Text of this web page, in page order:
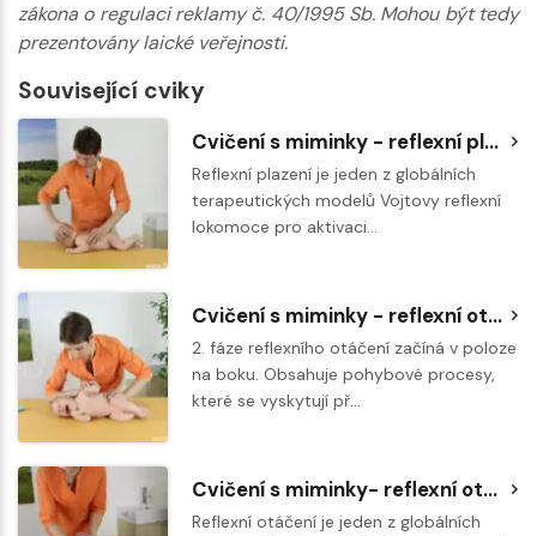
zákona o regulaci reklamy č. 40/1995 Sb. Mohou být tedy
prezentovány laické veřejnosti.
Související cviky
Cvičení s miminky - reflexní plazení
Reflexní plazení je jeden z globálních
terapeutických modelů Vojtovy reflexní
lokomoce pro aktivaci…
Cvičení s miminky - reflexní otáčení - 2. fáze na boku
2. fáze reflexního otáčení začíná v poloze
na boku. Obsahuje pohybové procesy,
které se vyskytují př…
Cvičení s miminky- reflexní otáčení - 1. fáze z lehu na zádech
Reflexní otáčení je jeden z globálních